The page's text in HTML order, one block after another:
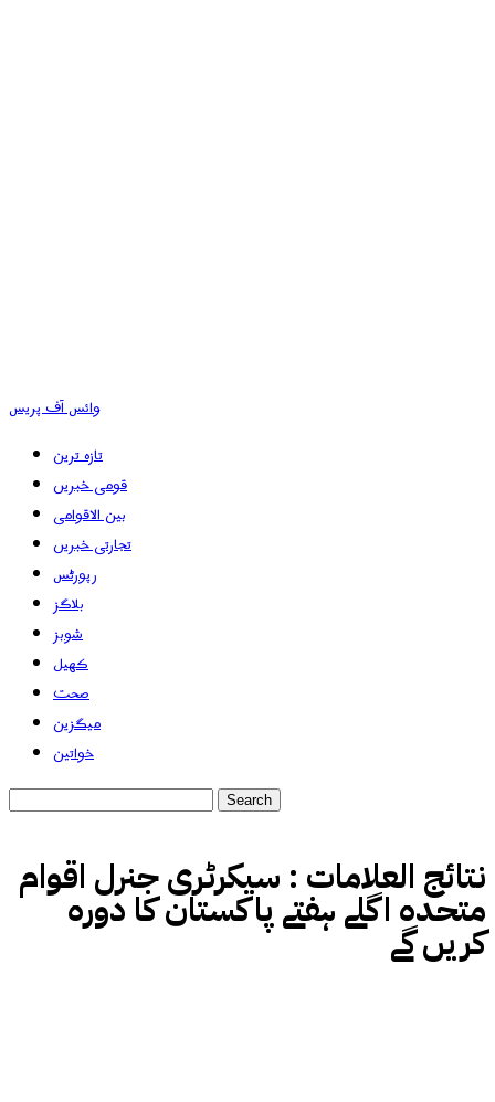
وائس آف پریس
تازہ ترین
قومی خبریں
بین الاقوامی
تجارتی خبریں
رپورٹس
بلاگز
شوبز
کھیل
صحت
میگزین
خواتین
نتائج العلامات : سیکرٹری جنرل اقوام
متحدہ اگلے ہفتے پاکستان کا دورہ
کریں گے